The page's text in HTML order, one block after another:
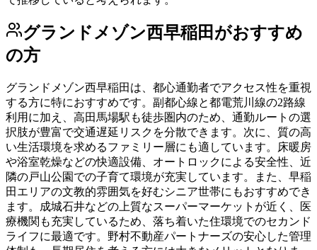
グランドメゾン西早稲田 がおすすめ
の方
グランドメゾン西早稲田は、都心通勤者でアクセス性を重視
する方に特におすすめです。副都心線と都電荒川線の2路線
利用に加え、高田馬場駅も徒歩圏内のため、通勤ルートの選
択肢が豊富で交通遅延リスクを分散できます。次に、質の高
い生活環境を求めるファミリー層にも適しています。床暖房
や浴室乾燥などの快適設備、オートロックによる安全性、近
隣の戸山公園での子育て環境が充実しています。また、早稲
田エリアの文教的雰囲気を好むシニア世帯にもおすすめでき
ます。成城石井などの上質なスーパーマーケットが近く、医
療機関も充実しているため、落ち着いた住環境でのセカンド
ライフに最適です。野村不動産パートナーズの安心した管理